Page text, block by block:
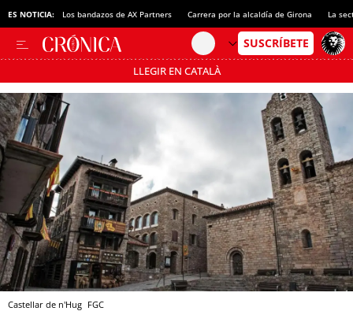
ES NOTICIA: Los bandazos de AX Partners Carrera por la alcaldía de Girona La
LLEGIR EN CATALÀ
Pásate al MODO AHORRO
Castellar de n'Hug FGC